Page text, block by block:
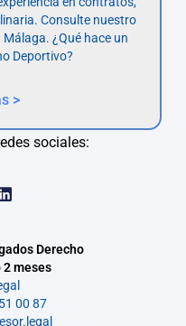
Consulte nuestro
¿Qué hace un
Deportivo?
>
sociales:
Derecho
meses
00 87